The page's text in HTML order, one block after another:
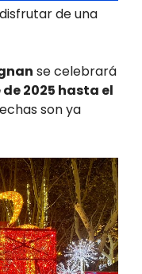
de una
se celebrará
2025 hasta el
son ya